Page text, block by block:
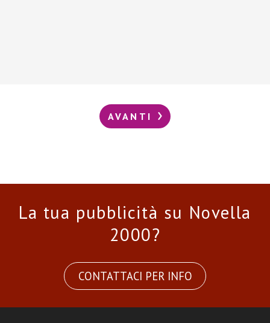
AVANTI
La tua pubblicità su Novella
2000?
CONTATTACI PER INFO